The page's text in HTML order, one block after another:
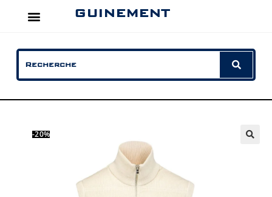
GUINEMENT
-20%